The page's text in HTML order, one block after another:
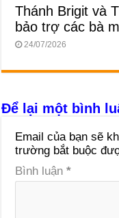
Thánh Brigit và
bảo trợ các bà
24/07/2026
Để lại một bình
Email của bạn sẽ
trường bắt buộc
Bình luận*